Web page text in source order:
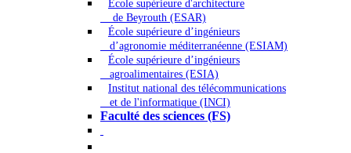
École supérieure d'architecture
de Beyrouth (ESAR)
École supérieure d’ingénieurs
d’agronomie méditerranéenne (ESIAM)
École supérieure d’ingénieurs
agroalimentaires (ESIA)
Institut national des télécommunications
et de l'informatique (INCI)
Faculté des sciences (FS)